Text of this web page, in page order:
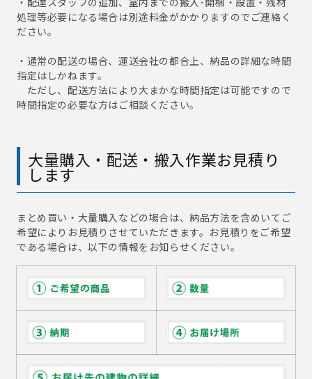
処理等必要になる場合は別途料金がかかりますのでご連絡く
ださい。
・通常の配送の場合、運送会社の都合上、納品の詳細な時間
指定はしかねます。
ただし、配送方法により大まかな時間指定は可能ですので
時間指定の必要な方はご相談ください。
大量購入・配送・搬入作業お見積り
します
まとめ買い・大量購入などの場合は、納品方法を含めいてご
希望によりお見積りさせていただきます。お見積りをご希望
である場合は、以下の情報をお知らせください。